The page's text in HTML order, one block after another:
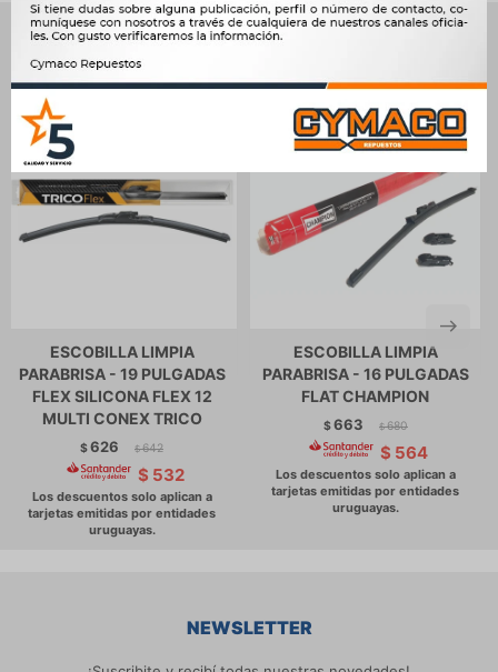
Productos que te pueden interesar
ESCOBILLA LIMPIA
PARABRISA - 19 PULGADAS
FLEX SILICONA FLEX 12
MULTI CONEX TRICO
$626 $ 642
$ 532
ESCOBILLA LIMPIA
PARABRISA - 16 PULGADAS
FLAT CHAMPION
$663 $ 680
$ 564
NEWSLETTER